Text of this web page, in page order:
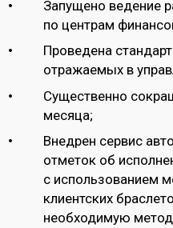
Запущено ведение
по центрам
Проведена
отражаемых в
Существенно
месяца;
Внедрен сервис
отметок об
с использованием
клиентских
необходимую